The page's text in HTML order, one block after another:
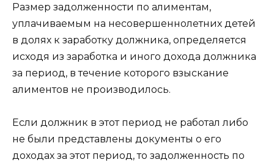
Размер задолженности по алиментам,
уплачиваемым на несовершеннолетних детей
в долях к заработку должника, определяется
исходя из заработка и иного дохода должника
за период, в течение которого взыскание
алиментов не производилось.
Если должник в этот период не работал либо
не были представлены документы о его
доходах за этот период, то задолженность по